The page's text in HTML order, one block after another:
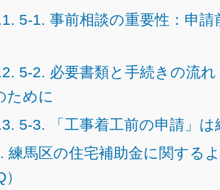
5-1. 事前相談の重要性：申請
5-2. 必要書類と手続きの流
ために
5-3. 「工事着工前の申請」は
練馬区の住宅補助金に関する